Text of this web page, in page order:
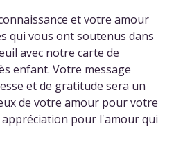
et votre amour
qui vous ont soutenus dans
avec notre carte de
enfant. Votre message
et de gratitude sera un
de votre amour pour votre
pour l'amour qui